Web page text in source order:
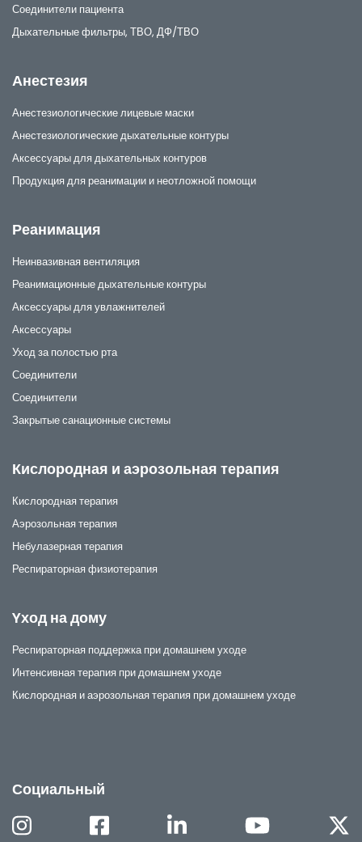
Соединители пациента
Дыхательные фильтры, ТВО, ДФ/ТВО
Анестезия
Анестезиологические лицевые маски
Анестезиологические дыхательные контуры
Аксессуары для дыхательных контуров
Продукция для реанимации и неотложной помощи
Реанимация
Неинвазивная вентиляция
Реанимационные дыхательные контуры
Аксессуары для увлажнителей
Аксессуары
Уход за полостью рта
Соединители
Соединители
Закрытые санационные системы
Кислородная и аэрозольная терапия
Кислородная терапия
Аэрозольная терапия
Небулазерная терапия
Респираторная физиотерапия
Yход на дому
Респираторная поддержка при домашнем уходе
Интенсивная терапия при домашнем уходе
Кислородная и аэрозольная терапия при домашнем уходе
Социальный